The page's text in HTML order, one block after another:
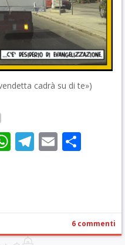
cadrà su di te»)
WhatsApp
Telegram
Email
6 commenti